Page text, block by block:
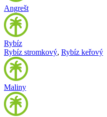
Angrešt
Rybíz
Rybíz stromkový, Rybíz keřový
Maliny